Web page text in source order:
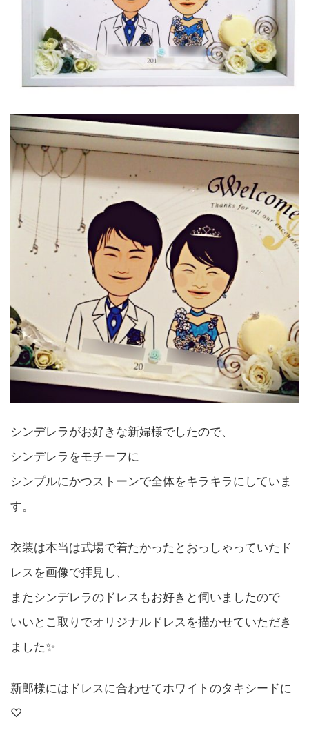
シンデレラがお好きな新婦様でしたので、
シンデレラをモチーフに
シンプルにかつストーンで全体をキラキラにしていま
す。
衣装は本当は式場で着たかったとおっしゃっていたド
レスを画像で拝見し、
またシンデレラのドレスもお好きと伺いましたので
いいとこ取りでオリジナルドレスを描かせていただき
ました✨
新郎様にはドレスに合わせてホワイトのタキシードに
♡